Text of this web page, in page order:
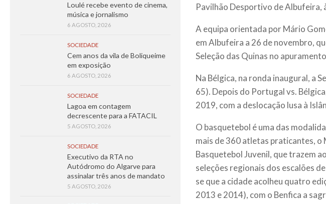
Pavilhão Desportivo de Albufeira,
A equipa orientada por Mário
em Albufeira a 26 de novembro,
Seleção das Quinas no
Na Bélgica, na ronda inaugural, a
65). Depois do Portugal vs.
2019, com a deslocação lusa à
O basquetebol é uma das
mais de 360 atletas praticantes, o
Basquetebol Juvenil, que trazem
seleções regionais dos escalões
se que a cidade acolheu quatro
2013 e 2014), com o Benfica a
Loulé recebe evento de cinema,
música e jornalismo
6 AGOSTO, 2026
SOCIEDADE
Cem anos da vila de Boliqueime
em exposição
6 AGOSTO, 2026
SOCIEDADE
Lagoa em contagem
decrescente para a FATACIL
5 AGOSTO, 2026
SOCIEDADE
Executivo da RTA no
Autódromo do Algarve para
assinalar três anos de mandato
5 AGOSTO, 2026